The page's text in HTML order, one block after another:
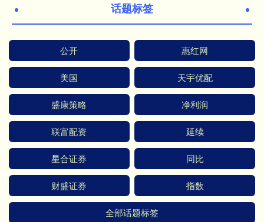
话题标签
公开 惠红网
美国 天宇优配
盛康策略 净利润
联富配资 延续
星合证券 同比
财盛证券 指数
全部话题标签